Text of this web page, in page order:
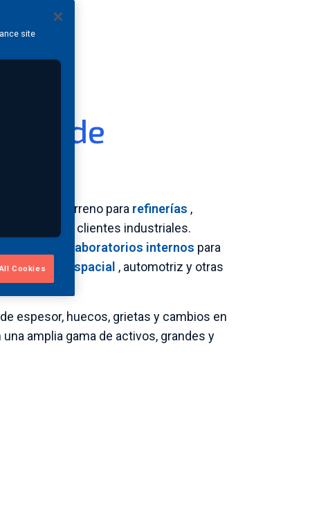
de
sobre el terreno para refinerías ,
otros clientes industriales.
laboratorios internos para
aeroespacial , automotriz y otras
espesor, huecos, grietas y cambios en
amplia gama de activos, grandes y
site
Cookies